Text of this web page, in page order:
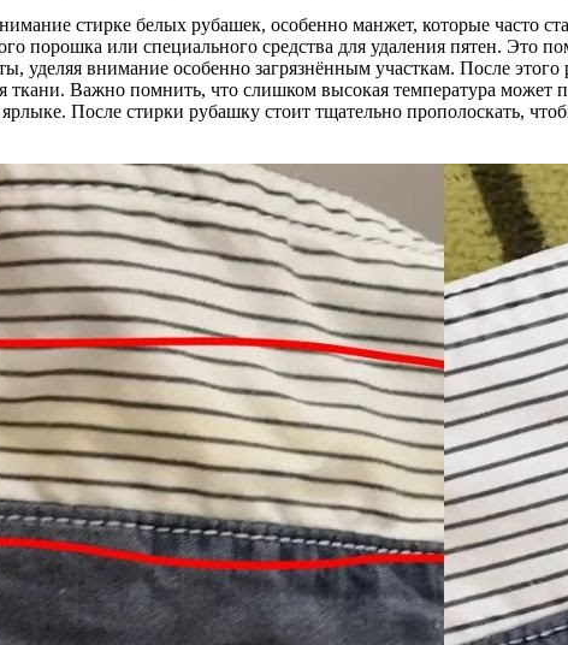
стирке белых рубашек, особенно манжет, которые часто
порошка или специального средства для удаления пятен. Это
уделяя внимание особенно загрязнённым участкам. После
ткани. Важно помнить, что слишком высокая температура
После стирки рубашку стоит тщательно прополоскать,